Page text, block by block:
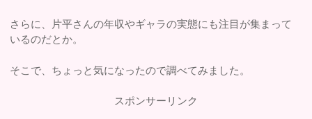
さらに、片平さんの年収やギャラの実態にも注目が集まって
いるのだとか。
そこで、ちょっと気になったので調べてみました。
スポンサーリンク